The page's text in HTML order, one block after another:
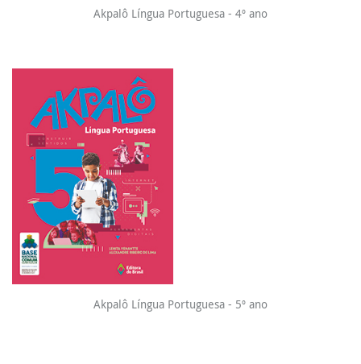
Akpalô Língua Portuguesa - 4º ano
Akpalô Língua Portuguesa - 5º ano